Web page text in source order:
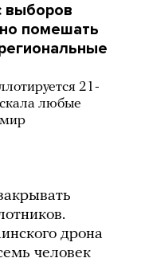
выборов
помешать
21-
любые
мир
дрона
человек